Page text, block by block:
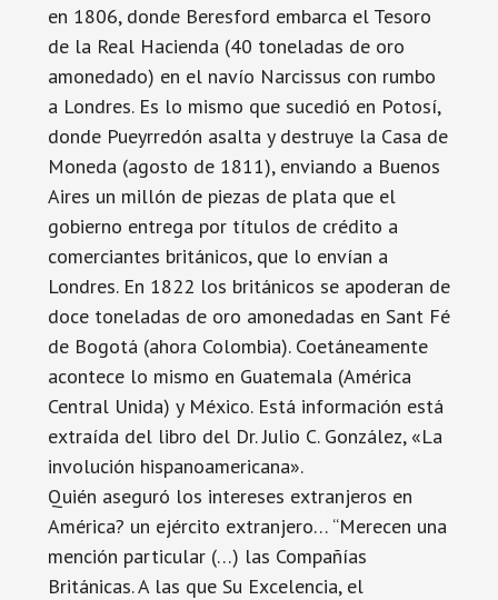
en 1806, donde Beresford embarca el Tesoro
de la Real Hacienda (40 toneladas de oro
amonedado) en el navío Narcissus con rumbo
a Londres. Es lo mismo que sucedió en Potosí,
donde Pueyrredón asalta y destruye la Casa de
Moneda (agosto de 1811), enviando a Buenos
Aires un millón de piezas de plata que el
gobierno entrega por títulos de crédito a
comerciantes británicos, que lo envían a
Londres. En 1822 los británicos se apoderan de
doce toneladas de oro amonedadas en Sant Fé
de Bogotá (ahora Colombia). Coetáneamente
acontece lo mismo en Guatemala (América
Central Unida) y México. Está información está
extraída del libro del Dr. Julio C. González, «La
involución hispanoamericana».
Quién aseguró los intereses extranjeros en
América? un ejército extranjero… “Merecen una
mención particular (…) las Compañías
Británicas. A las que Su Excelencia, el